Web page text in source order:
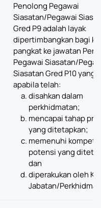
Penolong Pegawai
Siasatan/Pegawai
Gred P9 adalah layak
dipertimbangkan bagi
pangkat ke jawatan
Pegawai Siasatan/
Siasatan Gred P10 yang
apabila telah:
disahkan dalam
perkhidmatan;
mencapai tahap
yang ditetapkan;
memenuhi
potensi yang
dan
diperakukan oleh
Jabatan/